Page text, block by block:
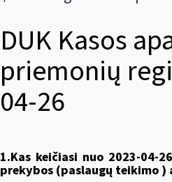
DUK Kasos
priemonių
04-26
1.Kas keičiasi nuo 2023-04-
prekybos (paslaugų teikimo